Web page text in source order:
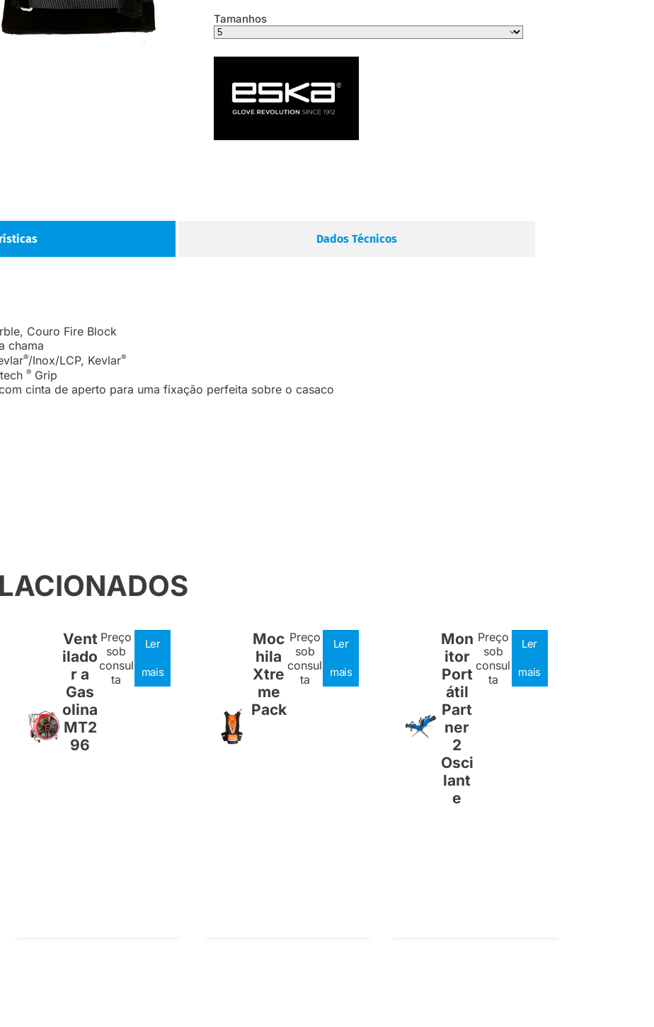
Tamanhos
Dados Técnicos
Couro Fire Block
chama
®/Inox/LCP, Kevlar®
® Grip
cinta de aperto para uma fixação perfeita sobre o casaco
Vent
ilado
r a
Gas
olina
MT2
96
Preço
sob
consul
ta
Ler
mais
Moc
hila
Xtre
me
Pack
Preço
sob
consul
ta
Ler
mais
Mon
itor
Port
átil
Part
ner
2
Osci
lant
e
Preço
sob
consul
ta
Ler
mais